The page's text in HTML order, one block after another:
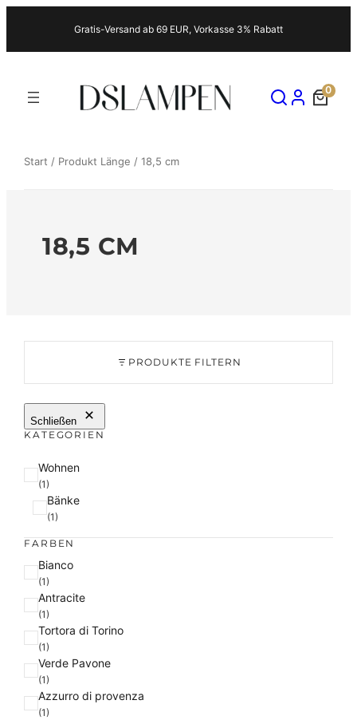
springen
Gratis-Versand ab 69 EUR, Vorkasse 3% Rabatt
0
Start / Produkt Länge / 18,5 cm
18,5 CM
PRODUKTE FILTERN
Schließen
KATEGORIEN
K
a
g
Wohnen
(1)
Bänke
(1)
FARBEN
F
a
r
b
e
Bianco
(1)
Antracite
(1)
Tortora di Torino
(1)
Verde Pavone
(1)
Azzurro di provenza
(1)